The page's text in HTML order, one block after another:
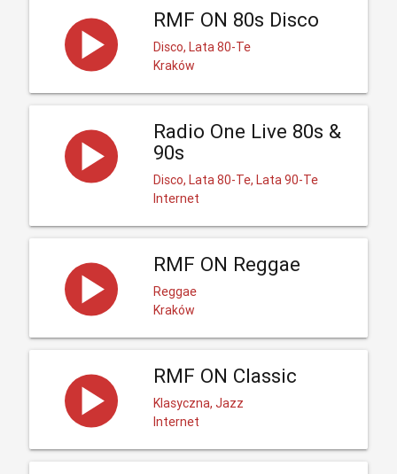
RMF ON 80s Disco
Disco, Lata 80-Te
Kraków
Radio One Live 80s &
90s
Disco, Lata 80-Te, Lata 90-Te
Internet
RMF ON Reggae
Reggae
Kraków
RMF ON Classic
Klasyczna, Jazz
Internet